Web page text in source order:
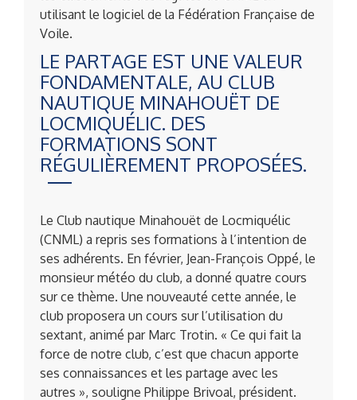
utilisant le logiciel de la Fédération Française de
Voile.
LE PARTAGE EST UNE VALEUR
FONDAMENTALE, AU CLUB
NAUTIQUE MINAHOUËT DE
LOCMIQUÉLIC. DES
FORMATIONS SONT
RÉGULIÈREMENT PROPOSÉES.
Le Club nautique Minahouët de Locmiquélic
(CNML) a repris ses formations à l’intention de
ses adhérents. En février, Jean-François Oppé, le
monsieur météo du club, a donné quatre cours
sur ce thème. Une nouveauté cette année, le
club proposera un cours sur l’utilisation du
sextant, animé par Marc Trotin. « Ce qui fait la
force de notre club, c’est que chacun apporte
ses connaissances et les partage avec les
autres », souligne Philippe Brivoal, président.